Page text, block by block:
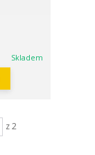
Skladem
z 2